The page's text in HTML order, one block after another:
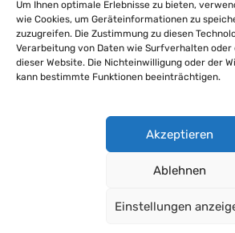
Um Ihnen optimale Erlebnisse zu bieten,
wie Cookies, um Geräteinformationen zu
zuzugreifen. Die Zustimmung zu diesen
Verarbeitung von Daten wie Surfverhalten oder
dieser Website. Die Nichteinwilligung oder der
kann bestimmte Funktionen beeinträchtigen.
Akzeptieren
Ablehnen
Einstellungen
Impressum
Cookie-Richtlinie
Datenschutzerklärung für Mitglieder